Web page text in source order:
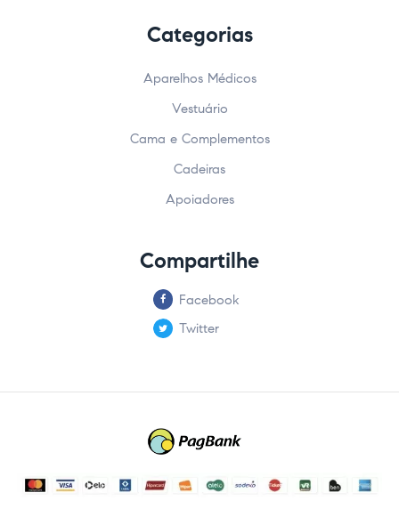
Categorias
Aparelhos Médicos
Vestuário
Cama e Complementos
Cadeiras
Apoiadores
Compartilhe
Facebook
Twitter